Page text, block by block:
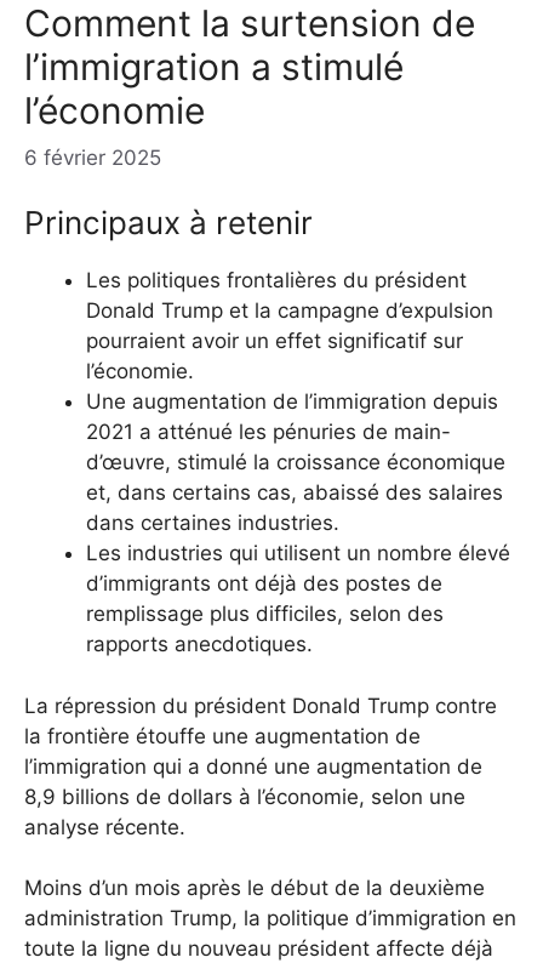
Comment la surtension de
l’immigration a stimulé
l’économie
6 février 2025
Principaux à retenir
Les politiques frontalières du président
Donald Trump et la campagne d’expulsion
pourraient avoir un effet significatif sur
l’économie.
Une augmentation de l’immigration depuis
2021 a atténué les pénuries de main-
d’œuvre, stimulé la croissance économique
et, dans certains cas, abaissé des salaires
dans certaines industries.
Les industries qui utilisent un nombre élevé
d’immigrants ont déjà des postes de
remplissage plus difficiles, selon des
rapports anecdotiques.
La répression du président Donald Trump contre
la frontière étouffe une augmentation de
l’immigration qui a donné une augmentation de
8,9 billions de dollars à l’économie, selon une
analyse récente.
Moins d’un mois après le début de la deuxième
administration Trump, la politique d’immigration en
toute la ligne du nouveau président affecte déjà